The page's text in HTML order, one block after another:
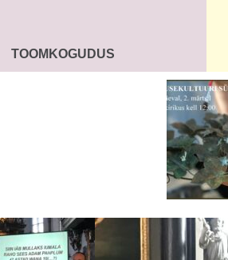
KOGUDUS
TOOMKOGUDUS